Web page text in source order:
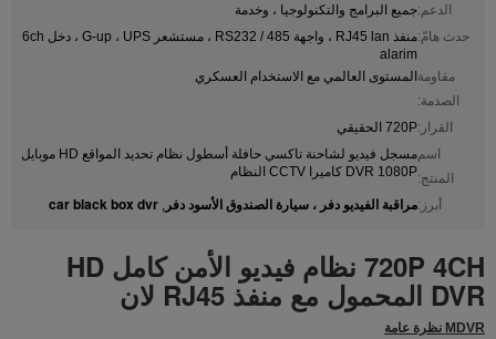
الدعم:جميع البرامج والتكنولوجيا ، وخدمة
حدث هامّ:
منفذ RJ45 lan ، واجهة RS232 / 485 ، مستشعر G-up ، UPS ، دخل 6ch
alarim
مقاومة
الصدمة:
المستوى العالمي مع الاستخدام العسكري
القرار:720P الحقيقي
اسم
المنتج:
مسجل فيديو لشاحنة تاكسي حافلة أسطول نظام تحديد المواقع HD موبايل
DVR 1080P كاميرا CCTV النظام
أبرز:مراقبة الفيديو دفر ، سيارة الصندوق الأسود دفر ,
car black box dvr
720P 4CH نظام فيديو الأمن كامل HD
DVR المحمول مع منفذ RJ45 لان
MDVR نظرة عامة